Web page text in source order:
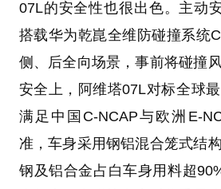
07L的安全性也很出色。主动
搭载华为乾崑全维防碰撞系统
侧、后全向场景，事前将碰撞
安全上，阿维塔07L对标全球
满足中国C-NCAP与欧洲E-
准，车身采用钢铝混合笼式结
钢及铝合金占白车身用料超